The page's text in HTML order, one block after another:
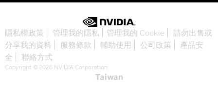
隱私權政策 管理我的隱私 管理我的 Cookie
請勿出售或
分享我的資料
服務條款 輔助使用 公司政策
產品安
全
聯絡方式
Copyright © 2026 NVIDIA Corporation
Taiwan